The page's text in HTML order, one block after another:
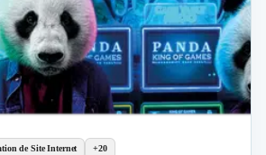
de Site Internet +20